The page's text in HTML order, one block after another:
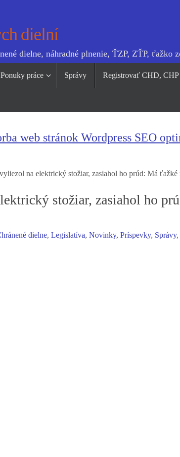
dielní
dielne, náhradné plnenie, ŤZP, ZŤP, ťažko
Ponuky práce Správy Registrovať CHD, CHP
web stránok Wordpress SEO
na elektrický stožiar, zasiahol ho prúd: Má ťažké
stožiar, zasiahol ho
dielne,Legislatíva,Novinky,Príspevky, Správy